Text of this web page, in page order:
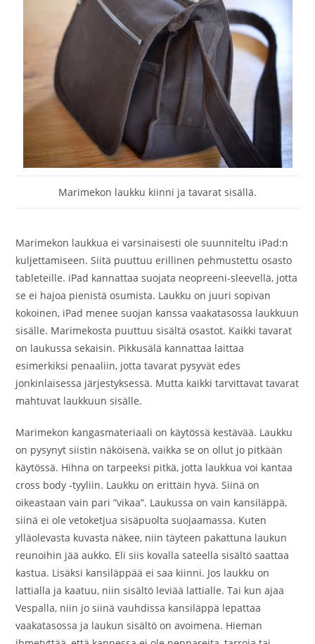
Marimekon laukku kiinni ja tavarat sisällä.
Marimekon laukkua ei varsinaisesti ole suunniteltu iPad:n
kuljettamiseen. Siitä puuttuu erillinen pehmustettu osasto
tableteille. iPad kannattaa suojata neopreeni-sleevellä, jotta
se ei hajoa pienistä osumista. Laukku on juuri sopivan
kokoinen, iPad menee suojan kanssa vaakatasossa laukkuun
sisälle. Marimekosta puuttuu sisältä osastot. Kaikki tavarat
on laukussa sekaisin. Pikkusälä kannattaa laittaa
esimerkiksi penaaliin, jotta tavarat pysyvät edes
jonkinlaisessa järjestyksessä. Mutta kaikki tarvittavat tavarat
mahtuvat laukkuun sisälle.
Marimekon kangasmateriaali on käytössä kestävää. Laukku
on pysynyt siistin näköisenä, vaikka se on ollut jo pitkään
käytössä. Hihna on tarpeeksi pitkä, jotta laukkua voi kantaa
cross body -tyyliin. Laukku on erittäin hyvä. Siinä on
oikeastaan vain pari ”vikaa”. Laukussa on vain kansiläppä,
siinä ei ole vetoketjua sisäpuolta suojaamassa. Kuten
ylläolevasta kuvasta näkee, niin täyteen pakattuna laukun
reunoihin jää aukko. Eli siis kovalla sateella sisältö saattaa
kastua. Lisäksi kansiläppää ei saa kiinni. Jos laukku on
lattialla ja kaatuu, niin sisältö leviää lattialle. Tai kun ajaa
Vespalla, niin jo siinä vauhdissa kansiläppä lepattaa
vaakatasossa ja laukun sisältö on avoimena. Hieman